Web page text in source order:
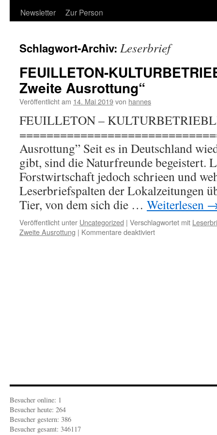
Newsletter
Zur Person
Schlagwort-Archiv: Leserbrief
FEUILLETON-
Zweite Ausrottung“
Veröffentlicht am 14. Mai 2019von hannes
FEUILLETON –
Ausrottung” Seit es in Deutschland
gibt, sind die Naturfreunde begeistert.
Forstwirtschaft jedoch schrieen und
Leserbriefspalten der Lokalzeitungen
Tier, von dem sich die … Weiterlesen
Veröffentlicht unter Uncategorized | Verschlagwortet mit
Zweite Ausrottung | Kommentare deaktiviertfür
Besucher online: 1
Besucher heute: 264
Besucher gestern: 386
Besucher gesamt: 346117